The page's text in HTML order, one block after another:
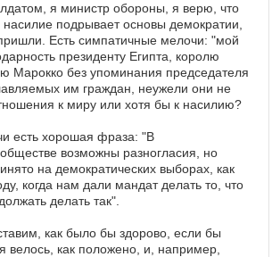
я министр обороны, я верю, что
подрывает основы демократии,
Есть симпатичные мелочи: "мой
президенту Египта, королю
Марокко без упоминания председателя
им граждан, неужели они не
к миру или хотя бы к насилию?
есть хорошая фраза: "В
возможны разногласия, но
на демократических выборах, как
когда нам дали мандат делать то, что
делать так".
как было бы здорово, если бы
велось, как положено, и, например,